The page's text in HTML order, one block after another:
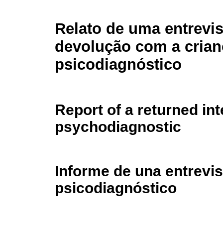
Relato de uma
devolução com a
psicodiagnóstico
Report of a returned
psychodiagnostic
Informe de una
psicodiagnóstico